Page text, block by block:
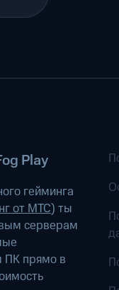
Play
гейминга
от МТС) ты
серверам
ПК прямо в